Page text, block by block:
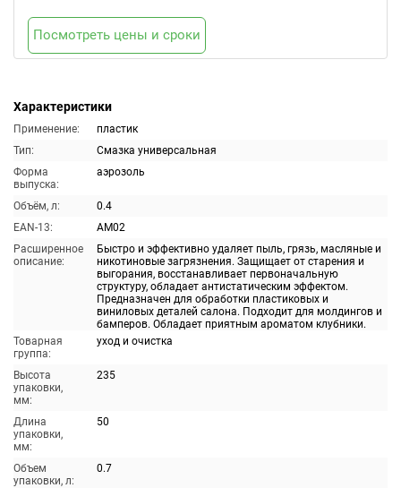
Характеристики
Применение:
пластик
Тип:
Смазка универсальная
Форма
выпуска:
аэрозоль
Объём, л:
0.4
EAN-13:
AM02
Расширенное
описание:
Быстро и эффективно удаляет пыль, грязь, масляные и
никотиновые загрязнения. Защищает от старения и
выгорания, восстанавливает первоначальную
структуру, обладает антистатическим эффектом.
Предназначен для обработки пластиковых и
виниловых деталей салона. Подходит для молдингов и
бамперов. Обладает приятным ароматом клубники.
Товарная
группа:
уход и очистка
Высота
упаковки,
мм:
235
Длина
упаковки,
мм:
50
Объем
упаковки, л:
0.7
Посмотреть цены и сроки